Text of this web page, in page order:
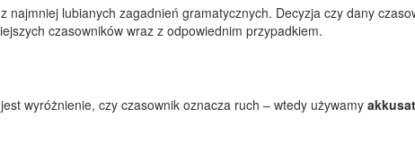
najmniej lubianych zagadnień gramatycznych. Decyzja czy dany
czasowników wraz z odpowiednim przypadkiem.
wyróżnienie, czy czasownik oznacza ruch – wtedy używamy